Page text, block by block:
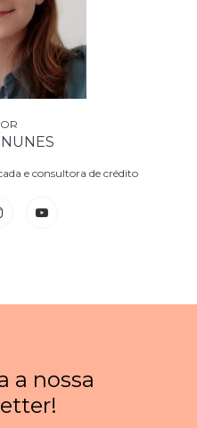
e consultora de crédito
a nossa